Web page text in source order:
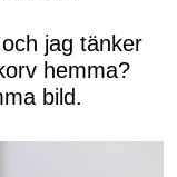
jag tänker
hemma?
bild.